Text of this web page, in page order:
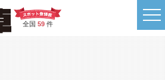
全国 59件